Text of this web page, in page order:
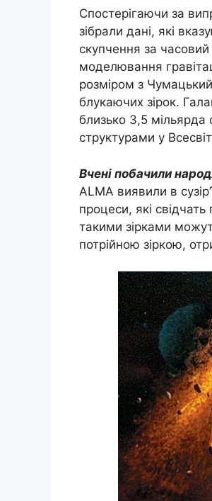
Спостерігаючи за
зібрали дані, які
скупчення за
моделювання
розміром з
блукаючих зірок.
близько 3,5 мільярда
структурами у
Вчені побачили
ALMA виявили в
процеси, які
такими зірками
потрійною зіркою,